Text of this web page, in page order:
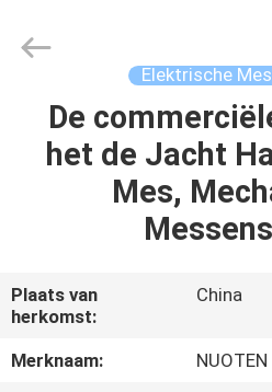
HUIS
PRODUCTEN
OVER
ONS
Electric
Appliance
Elektrische
De
het de Jacht
Mes,
Plaats van
herkomst:
China
Merknaam:
NUOTEN